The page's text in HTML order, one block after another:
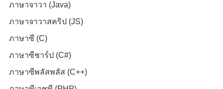
ภาษาจาวา (Java)
ภาษาจาวาสคริป (JS)
ภาษาซี (C)
ภาษาซีชาร์ป (C#)
ภาษาซีพลัสพลัส (C++)